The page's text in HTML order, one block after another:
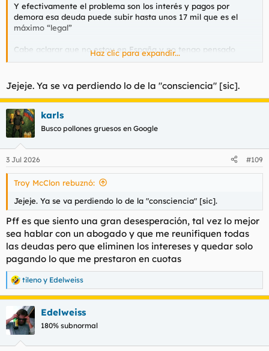
Y efectivamente el problema son los interés y pagos por
demora esa deuda puede subir hasta unos 17 mil que es el
máximo “legal”
Cabe aclarar que no estoy en España y no tengo pensado
volver así que en ese sentido corro menos peligro
Haz clic para expandir...
Jejeje. Ya se va perdiendo lo de la "consciencia" [sic].
karls
Busco pollones gruesos en Google
3 Jul 2026 #109
Troy McClon rebuznó:
Jejeje. Ya se va perdiendo lo de la "consciencia" [sic].
Pff es que siento una gran desesperación, tal vez lo mejor
sea hablar con un abogado y que me reunifiquen todas
las deudas pero que eliminen los intereses y quedar solo
pagando lo que me prestaron en cuotas
R
e
a
c
c
i
tileno y Edelweiss
Edelweiss
180% subnormal